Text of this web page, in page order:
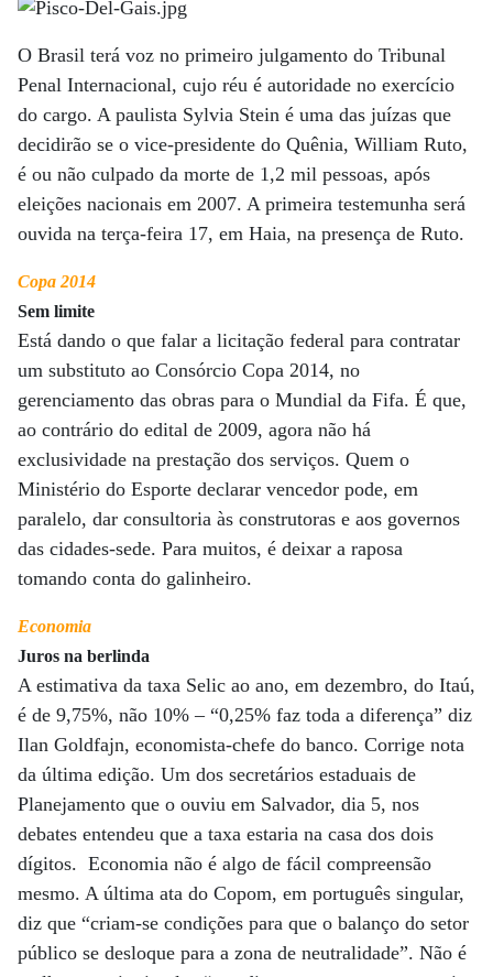
O Brasil terá voz no primeiro julgamento do Tribunal
Penal Internacional, cujo réu é autoridade no exercício
do cargo. A paulista Sylvia Stein é uma das juízas que
decidirão se o vice-presidente do Quênia, William Ruto,
é ou não culpado da morte de 1,2 mil pessoas, após
eleições nacionais em 2007. A primeira testemunha será
ouvida na terça-feira 17, em Haia, na presença de Ruto.
Copa 2014
Sem limite
Está dando o que falar a licitação federal para contratar
um substituto ao Consórcio Copa 2014, no
gerenciamento das obras para o Mundial da Fifa. É que,
ao contrário do edital de 2009, agora não há
exclusividade na prestação dos serviços. Quem o
Ministério do Esporte declarar vencedor pode, em
paralelo, dar consultoria às construtoras e aos governos
das cidades-sede. Para muitos, é deixar a raposa
tomando conta do galinheiro.
Economia
Juros na berlinda
A estimativa da taxa Selic ao ano, em dezembro, do Itaú,
é de 9,75%, não 10% – “0,25% faz toda a diferença” diz
Ilan Goldfajn, economista-chefe do banco. Corrige nota
da última edição. Um dos secretários estaduais de
Planejamento que o ouviu em Salvador, dia 5, nos
debates entendeu que a taxa estaria na casa dos dois
dígitos. Economia não é algo de fácil compreensão
mesmo. A última ata do Copom, em português singular,
diz que “criam-se condições para que o balanço do setor
público se desloque para a zona de neutralidade”. Não é